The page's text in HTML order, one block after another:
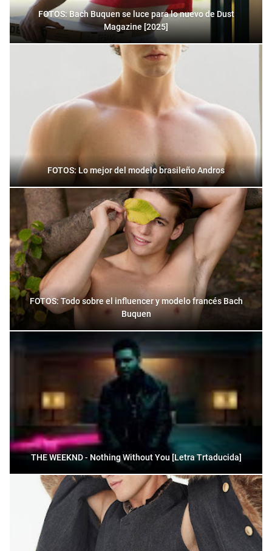
FOTOS: Bach Buquen se luce para lo nuevo de Dust
Magazine [2025]
FOTOS: Lo mejor del modelo brasileño Andros
FOTOS: Todo sobre el influencer y modelo francés Bach
Buquen
THE WEEKND - Nothing Without You [Letra Trtaducida]